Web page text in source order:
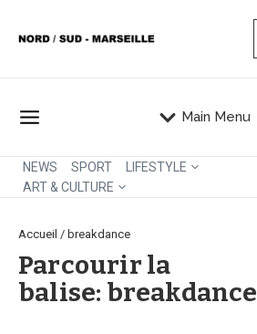
Main Menu
NEWS SPORT
LIFESTYLE
ART & CULTURE
Accueil / breakdance
Parcourir la
balise: breakdance